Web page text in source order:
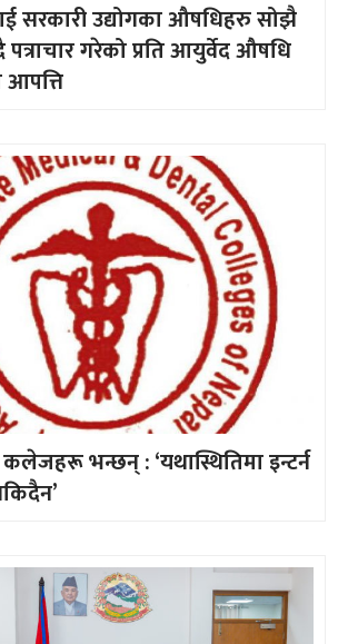
सरकारी उद्योगका औषधिहरु सोझै
पत्राचार गरेको प्रति आयुर्वेद औषधि
भन्छन् : ‘यथास्थितिमा इन्टर्न